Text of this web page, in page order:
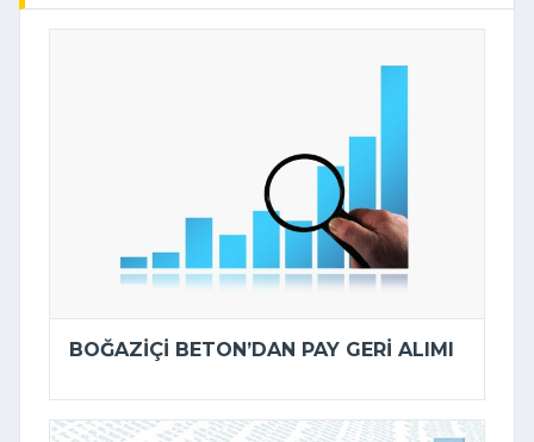
BOĞAZIÇI BETON’DAN PAY GERI ALIMI